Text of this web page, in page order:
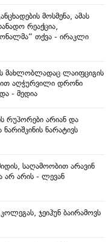
მოსმენა, ამას
რეაქცია,
თქვა - ირაკლი
მახლობლადაც ლაიფციგის
აღჭურვილი დრონი
- მედია
რუპორები არიან და
ნარატივს
საღამოობით არავინ
არ არის - ლევან
ჯეიჰუნ ბაირამოვს